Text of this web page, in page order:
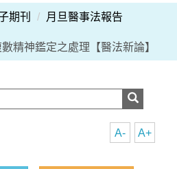
期刊
月旦醫事法報告
精神鑑定之處理【醫法新論】
A+
A-